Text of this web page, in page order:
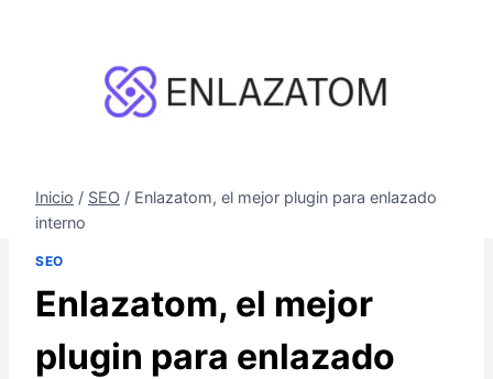
Inicio / SEO / Enlazatom, el mejor plugin para enlazado
interno
SEO
Enlazatom, el mejor
plugin para enlazado